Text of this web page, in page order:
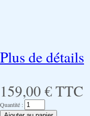
Plus de détails
159,00 €TTC
Quantité :